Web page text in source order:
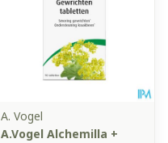
A. Vogel
A.Vogel Alchemilla +